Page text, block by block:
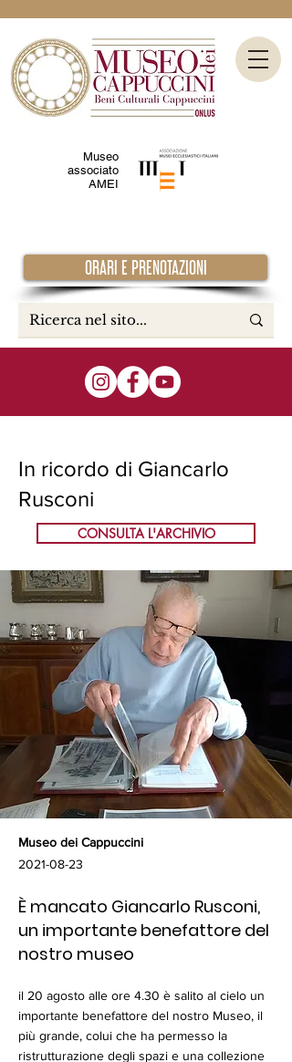
Museo
associato
AMEI
ORARI E PRENOTAZIONI
Museo dei Cappuccini
2021-08-23
È mancato Giancarlo Rusconi,
un importante benefattore del
nostro museo
il 20 agosto alle ore 4.30 è salito al cielo un
importante benefattore del nostro Museo, il
più grande, colui che ha permesso la
ristrutturazione degli spazi e una collezione
In ricordo di Giancarlo
Rusconi
CONSULTA L'ARCHIVIO